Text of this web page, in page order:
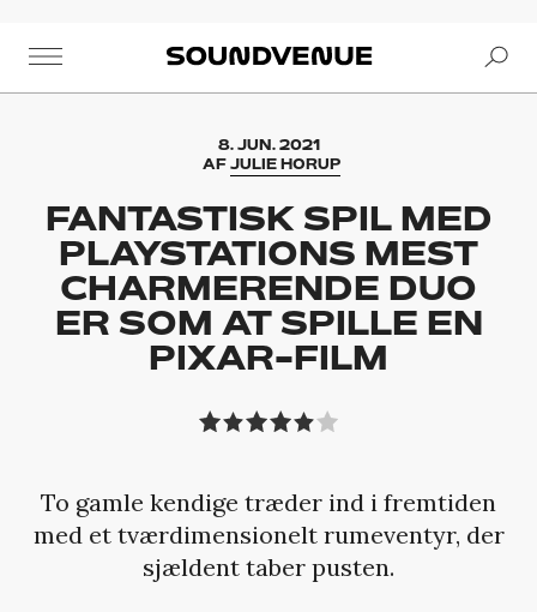
Soundvenue
8. JUN. 2021
AF JULIE HORUP
FANTASTISK SPIL MED
PLAYSTATIONS MEST
CHARMERENDE DUO
ER SOM AT SPILLE EN
PIXAR-FILM
To gamle kendige træder ind i fremtiden
med et tværdimensionelt rumeventyr, der
sjældent taber pusten.